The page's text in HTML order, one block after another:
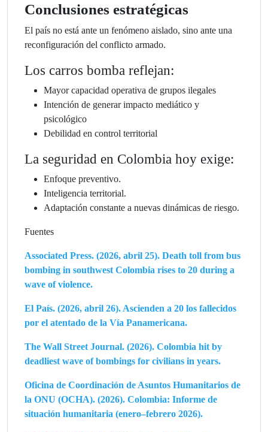
Conclusiones estratégicas
El país no está ante un fenómeno aislado, sino ante una
reconfiguración del conflicto armado.
Los carros bomba reflejan:
Mayor capacidad operativa de grupos ilegales
Intención de generar impacto mediático y
psicológico
Debilidad en control territorial
La seguridad en Colombia hoy exige:
Enfoque preventivo.
Inteligencia territorial.
Adaptación constante a nuevas dinámicas de riesgo.
Fuentes
Associated Press. (2026, abril 25). Death toll from bus
bombing in southwest Colombia rises to 20 during a
wave of violence.
El País. (2026, abril 26). Ascienden a 20 los fallecidos
por el atentado de la Vía Panamericana.
The Wall Street Journal. (2026). Colombia hit by
deadliest wave of bombings for civilians in years.
Oficina de Coordinación de Asuntos Humanitarios de
la ONU (OCHA). (2026). Colombia: Informe de
situación humanitaria (enero–febrero 2026).